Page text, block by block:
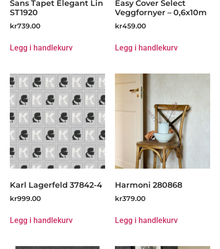
Sans Tapet Elegant Lin
ST1920
kr739.00
Legg i handlekurv
Easy Cover Select
Veggfornyer – 0,6x10m
kr459.00
Legg i handlekurv
Karl Lagerfeld 37842-4
kr999.00
Legg i handlekurv
Harmoni 280868
kr379.00
Legg i handlekurv